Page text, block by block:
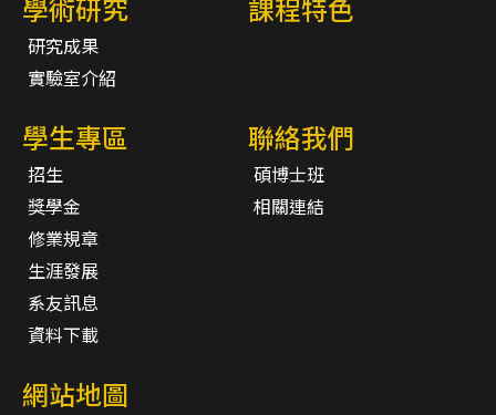
學術研究
研究成果
實驗室介紹
課程特色
學生專區
招生
獎學金
修業規章
生涯發展
系友訊息
資料下載
聯絡我們
碩博士班
相關連結
網站地圖